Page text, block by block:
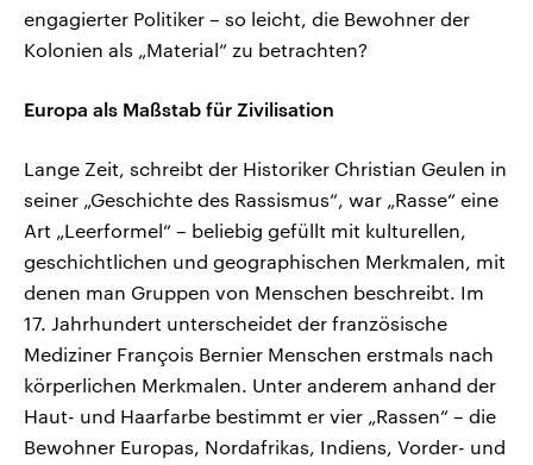
engagierter Politiker – so leicht, die Bewohner der
Kolonien als „Material“ zu betrachten?
Europa als Maßstab für Zivilisation
Lange Zeit, schreibt der Historiker Christian Geulen in
seiner „Geschichte des Rassismus“, war „Rasse“ eine
Art „Leerformel“ – beliebig gefüllt mit kulturellen,
geschichtlichen und geographischen Merkmalen, mit
denen man Gruppen von Menschen beschreibt. Im
17. Jahrhundert unterscheidet der französische
Mediziner François Bernier Menschen erstmals nach
körperlichen Merkmalen. Unter anderem anhand der
Haut- und Haarfarbe bestimmt er vier „Rassen“ – die
Bewohner Europas, Nordafrikas, Indiens, Vorder- und